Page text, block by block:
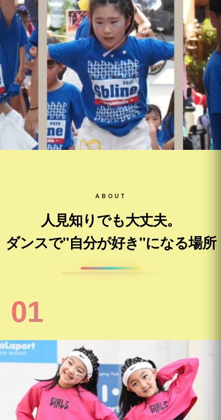
ABOUT
人見知りでも大丈夫。
ダンスで"自分が好き"になる場所
01